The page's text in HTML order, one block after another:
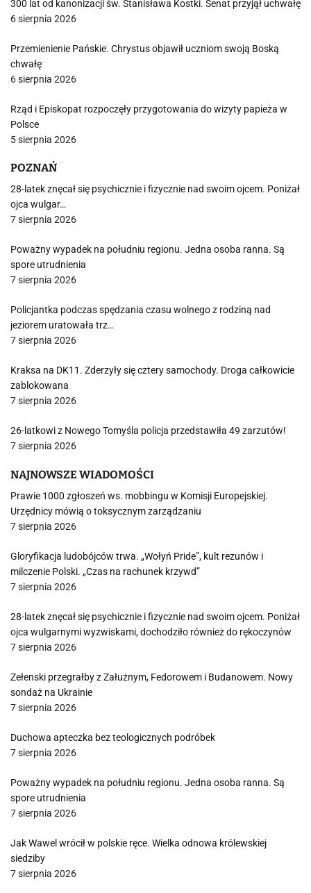
300 lat od kanonizacji św. Stanisława Kostki. Senat przyjął uchwałę
6 sierpnia 2026
Przemienienie Pańskie. Chrystus objawił uczniom swoją Boską
chwałę
6 sierpnia 2026
Rząd i Episkopat rozpoczęły przygotowania do wizyty papieża w
Polsce
5 sierpnia 2026
POZNAŃ
28-latek znęcał się psychicznie i fizycznie nad swoim ojcem. Poniżał
ojca wulgar…
7 sierpnia 2026
Poważny wypadek na południu regionu. Jedna osoba ranna. Są
spore utrudnienia
7 sierpnia 2026
Policjantka podczas spędzania czasu wolnego z rodziną nad
jeziorem uratowała trz…
7 sierpnia 2026
Kraksa na DK11. Zderzyły się cztery samochody. Droga całkowicie
zablokowana
7 sierpnia 2026
26-latkowi z Nowego Tomyśla policja przedstawiła 49 zarzutów!
7 sierpnia 2026
NAJNOWSZE WIADOMOŚCI
Prawie 1000 zgłoszeń ws. mobbingu w Komisji Europejskiej.
Urzędnicy mówią o toksycznym zarządzaniu
7 sierpnia 2026
Gloryfikacja ludobójców trwa. „Wołyń Pride”, kult rezunów i
milczenie Polski. „Czas na rachunek krzywd”
7 sierpnia 2026
28-latek znęcał się psychicznie i fizycznie nad swoim ojcem. Poniżał
ojca wulgarnymi wyzwiskami, dochodziło również do rękoczynów
7 sierpnia 2026
Zełenski przegrałby z Załużnym, Fedorowem i Budanowem. Nowy
sondaż na Ukrainie
7 sierpnia 2026
Duchowa apteczka bez teologicznych podróbek
7 sierpnia 2026
Poważny wypadek na południu regionu. Jedna osoba ranna. Są
spore utrudnienia
7 sierpnia 2026
Jak Wawel wrócił w polskie ręce. Wielka odnowa królewskiej
siedziby
7 sierpnia 2026